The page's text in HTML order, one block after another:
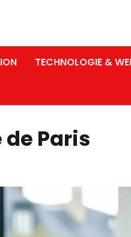
TECHNOLOGIE &
Paris